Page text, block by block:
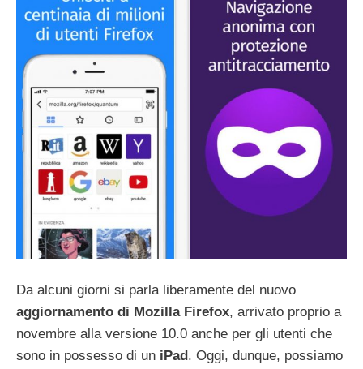
Da alcuni giorni si parla liberamente del nuovo
aggiornamento di Mozilla Firefox, arrivato proprio a
novembre alla versione 10.0 anche per gli utenti che
sono in possesso di un iPad. Oggi, dunque, possiamo